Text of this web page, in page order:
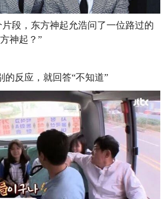
片段，东方神起允浩问了一位路过的
神起？”
的反应，就回答“不知道”